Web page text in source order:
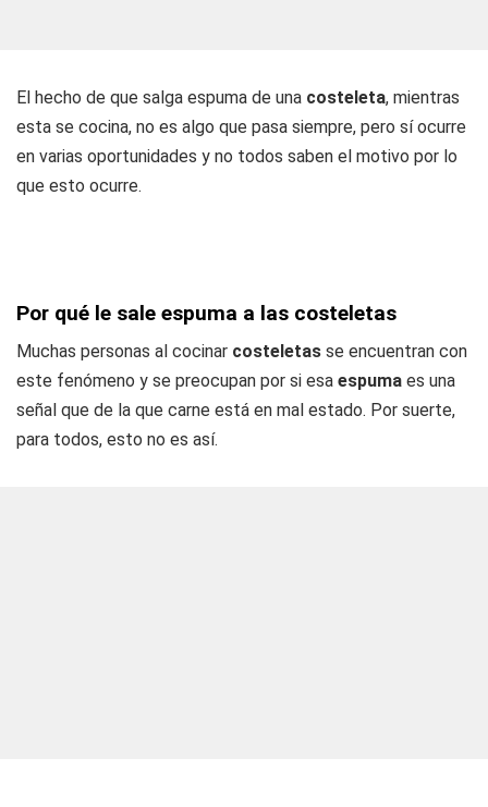
El hecho de que salga espuma de una costeleta, mientras
esta se cocina, no es algo que pasa siempre, pero sí ocurre
en varias oportunidades y no todos saben el motivo por lo
que esto ocurre.
Por qué le sale espuma a las costeletas
Muchas personas al cocinar costeletas se encuentran con
este fenómeno y se preocupan por si esa espuma es una
señal que de la que carne está en mal estado. Por suerte,
para todos, esto no es así.